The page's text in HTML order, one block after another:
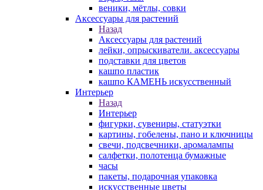
веники, мётлы, совки
Аксессуары для растений
Назад
Аксессуары для растений
лейки, опрыскиватели. аксессуары
подставки для цветов
кашпо пластик
кашпо КАМЕНЬ искусственный
Интерьер
Назад
Интерьер
фигурки, сувениры, статуэтки
картины, гобелены, пано и ключницы
свечи, подсвечники, аромалампы
салфетки, полотенца бумажные
часы
пакеты, подарочная упаковка
искусственные цветы